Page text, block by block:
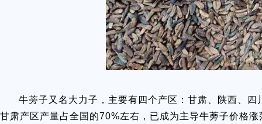
牛蒡子又名大力子，主要有四个产区：甘肃、陕西、
甘肃产区产量占全国的70%左右，已成为主导牛蒡子价格涨